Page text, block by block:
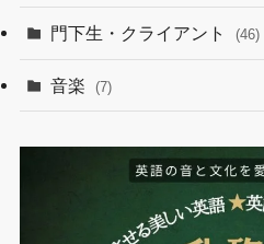
門下生・クライアント (46)
音楽 (7)